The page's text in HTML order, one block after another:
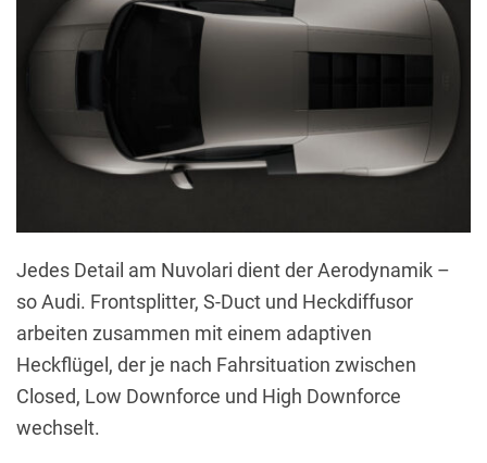
Jedes Detail am Nuvolari dient der Aerodynamik –
so Audi. Frontsplitter, S-Duct und Heckdiffusor
arbeiten zusammen mit einem adaptiven
Heckflügel, der je nach Fahrsituation zwischen
Closed, Low Downforce und High Downforce
wechselt.